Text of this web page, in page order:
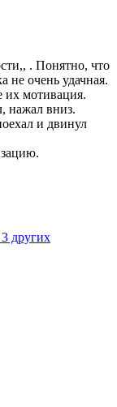
. Понятно, что
не очень удачная.
мотивация.
нажал вниз.
и двинул
других